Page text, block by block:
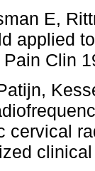
E,
applied
Clin
cervical